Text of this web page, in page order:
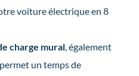
voiture électrique en 8
charge mural, également
un temps de